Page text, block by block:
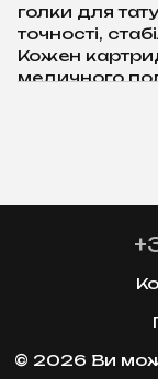
голки для
точності,
Кожен
медичного
мембрану з
медичної
пігменту за
сучасними
стандартам
Точність.
© 2026 Ви